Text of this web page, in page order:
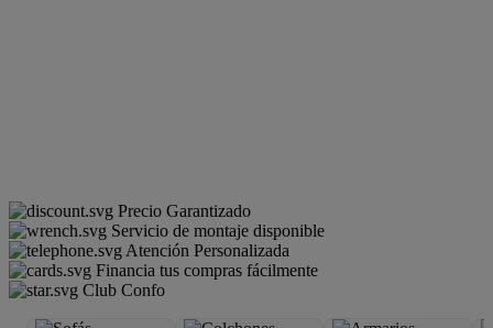
Precio Garantizado
Servicio de montaje disponible
Atención Personalizada
Financia tus compras fácilmente
Club Confo